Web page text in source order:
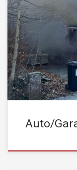
Am 5. März 2026
11:32 Uhr zu einem
Schwoich
sowie dem
Einsatzkräfte. Beim
und das Feuer hatte
Garage […]
Auto/